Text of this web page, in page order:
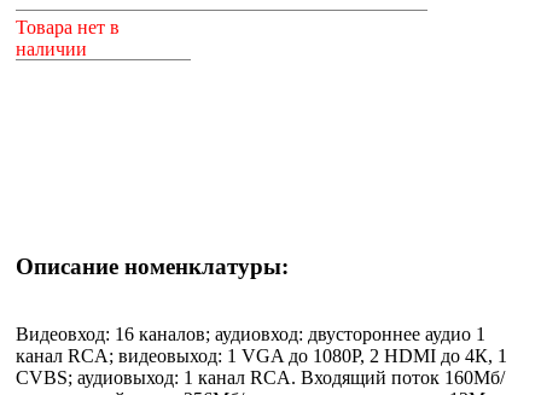
Товара нет в
наличии
Описание номенклатуры:
Видеовход: 16 каналов; аудиовход: двустороннее аудио 1
канал RCA; видеовыход: 1 VGA до 1080Р, 2 HDMI до 4К, 1
CVBS; аудиовыход: 1 канал RCA. Входящий поток 160Мб/